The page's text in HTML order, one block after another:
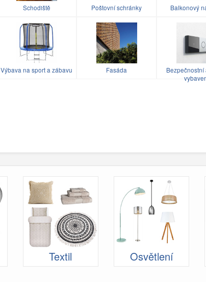
Schodiště Poštovní schránky Balkonový
Výbava na sport a zábavu Fasáda
Bezpečnostní
Textil Osvětlení